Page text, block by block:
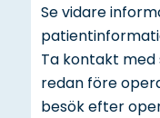
Se vidare
Ta kontakt
redan före
besök efter